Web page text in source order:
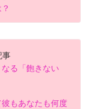
事
る「飽きない
もあなたも何度